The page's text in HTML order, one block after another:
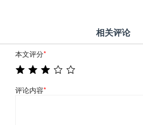
相关评论
本文评分*
评论内容*